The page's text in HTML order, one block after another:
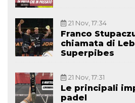
21 Nov, 17:34
Franco
chiamata di
Superpibes
21 Nov, 17:31
Le principali
padel